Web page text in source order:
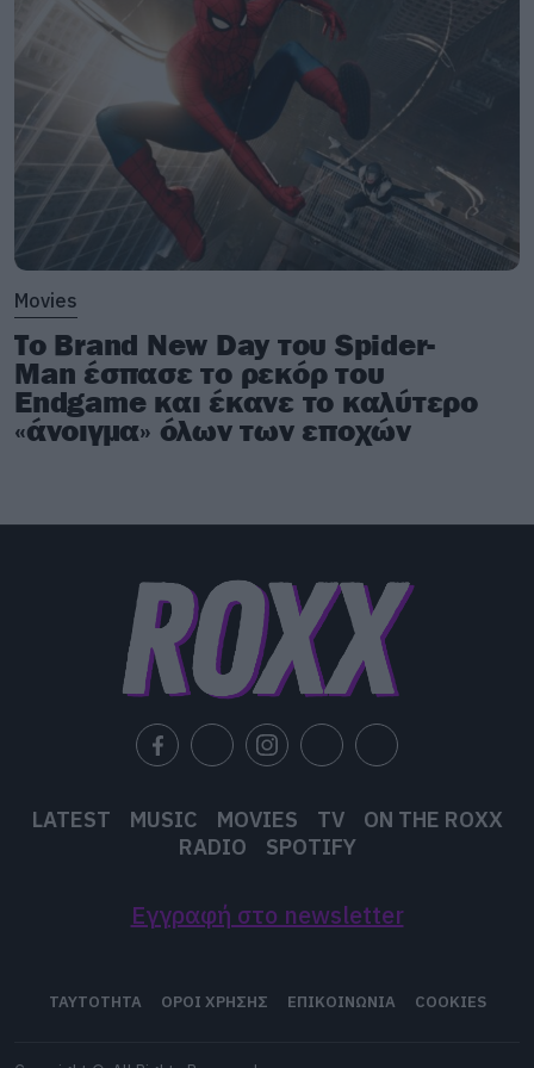
μουσική κάθε εβδομάδα. Στο instagram μας
βρίσκετεεδώ.
Movies
Το Brand New Day του Spider-
Man έσπασε το ρεκόρ του
Endgame και έκανε το καλύτερο
«άνοιγμα» όλων των εποχών
LATEST MUSIC MOVIES TV
ON THE ROXX
RADIO
SPOTIFY
Εγγραφή στο newsletter
ΤΑΥΤΟΤΗΤΑ ΟΡΟΙ ΧΡΗΣΗΣ ΕΠΙΚΟΙΝΩΝΙΑ COOKIES